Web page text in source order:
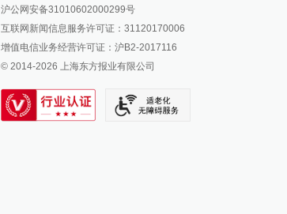
澎湃新闻抖音号
派生万物开放平台
IP SHANGHAI
SIXTH TONE
沪公网安备31010602000299号
互联网新闻信息服务许可证：31120170006
增值电信业务经营许可证：沪B2-2017116
© 2014-2026 上海东方报业有限公司